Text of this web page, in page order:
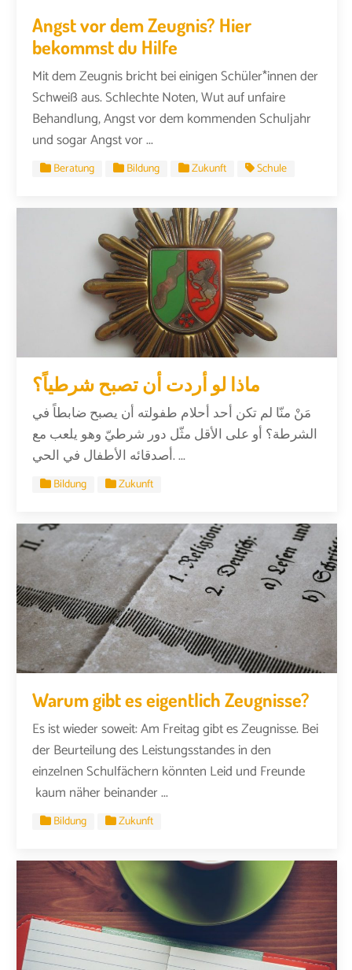
Angst vor dem Zeugnis? Hier
bekommst du Hilfe
Mit dem Zeugnis bricht bei einigen Schüler*innen der
Schweiß aus. Schlechte Noten, Wut auf unfaire
Behandlung, Angst vor dem kommenden Schuljahr
und sogar Angst vor ...
Beratung Bildung Zukunft Schule
ماذا لو أردت أن تصبح شرطياً؟
مَنْ منّا لم تكن أحد أحلام طفولته أن يصبح ضابطاً في
الشرطة؟ أو على الأقل مثّل دور شرطيّ وهو يلعب مع
أصدقائه الأطفال في الحي. ...
Bildung Zukunft
Warum gibt es eigentlich Zeugnisse?
Es ist wieder soweit: Am Freitag gibt es Zeugnisse. Bei
der Beurteilung des Leistungsstandes in den
einzelnen Schulfächern könnten Leid und Freunde
kaum näher beinander ...
Bildung Zukunft